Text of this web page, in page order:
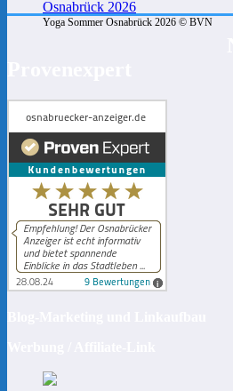
Yoga Sommer Osnabrück 2026 © BVN